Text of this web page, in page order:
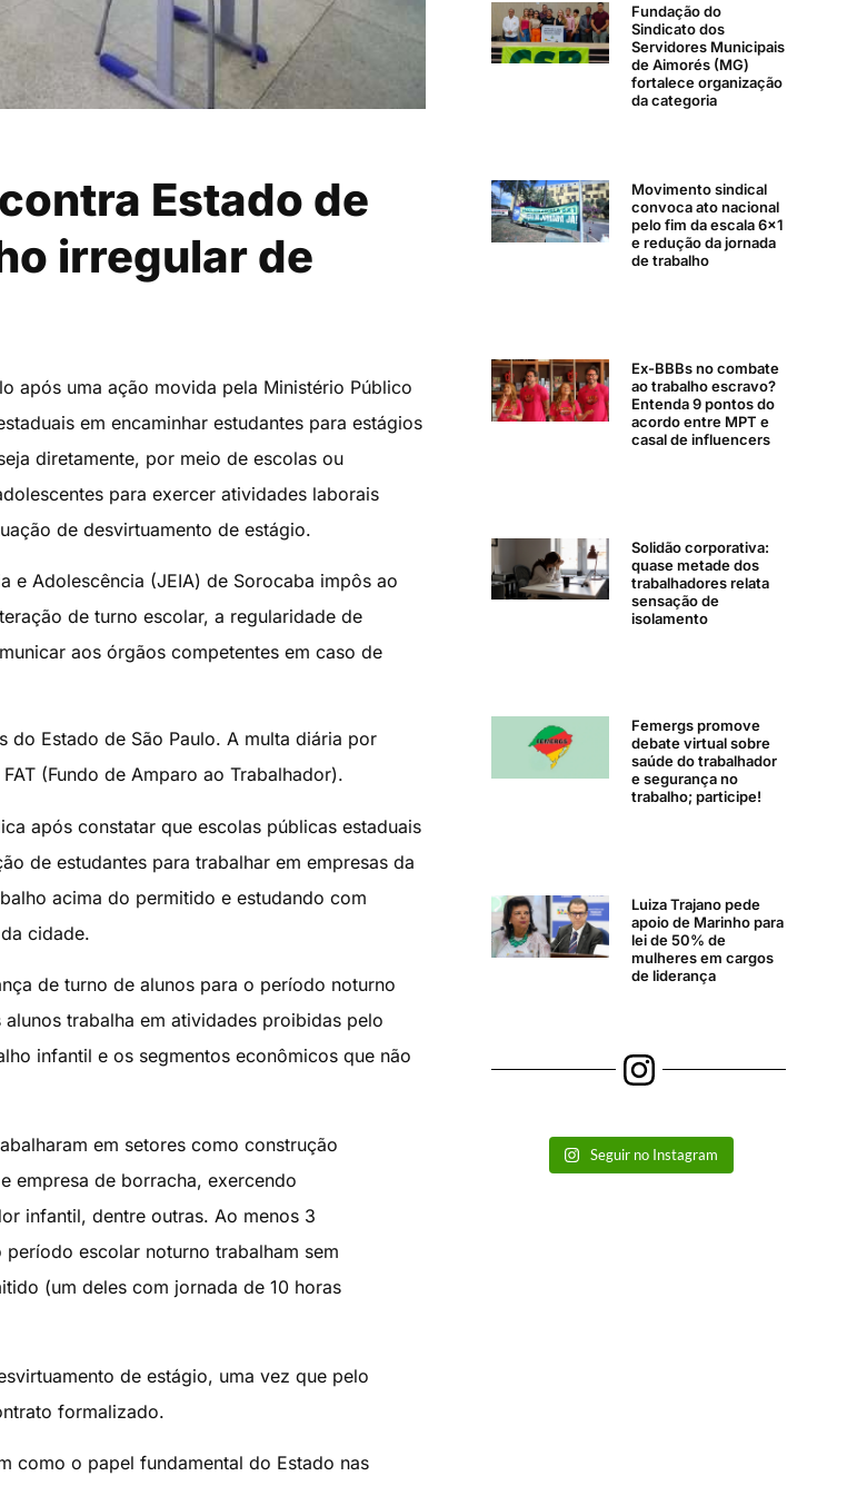
Estado de
irregular de
após uma ação movida pela Ministério Público
em encaminhar estudantes para estágios
diretamente, por meio de escolas ou
para exercer atividades laborais
de desvirtuamento de estágio.
e Adolescência (JEIA) de Sorocaba impôs ao
de turno escolar, a regularidade de
aos órgãos competentes em caso de
do Estado de São Paulo. A multa diária por
(Fundo de Amparo ao Trabalhador).
após constatar que escolas públicas estaduais
de estudantes para trabalhar em empresas da
acima do permitido e estudando com
cidade.
de turno de alunos para o período noturno
trabalha em atividades proibidas pelo
infantil e os segmentos econômicos que não
em setores como construção
empresa de borracha, exercendo
infantil, dentre outras. Ao menos 3
escolar noturno trabalham sem
(um deles com jornada de 10 horas
de estágio, uma vez que pelo
formalizado.
como o papel fundamental do Estado nas
Fundação do
Sindicato dos
Servidores Municipais
de Aimorés (MG)
fortalece organização
da categoria
Movimento sindical
convoca ato nacional
pelo fim da escala 6×1
e redução da jornada
de trabalho
Ex-BBBs no combate
ao trabalho escravo?
Entenda 9 pontos do
acordo entre MPT e
casal de influencers
Solidão corporativa:
quase metade dos
trabalhadores relata
sensação de
isolamento
Femergs promove
debate virtual sobre
saúde do trabalhador
e segurança no
trabalho; participe!
Luiza Trajano pede
apoio de Marinho para
lei de 50% de
mulheres em cargos
de liderança
Seguir no Instagram